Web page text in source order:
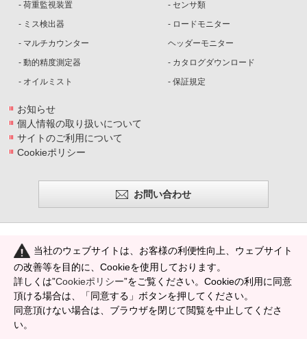
- 荷重監視装置
- ミス検出器
- マルチカウンター
- 動的精度測定器
- オイルミスト
- センサ類
- ロードモニター
ヘッダーモニター
- カタログダウンロード
- 保証規定
お知らせ
個人情報の取り扱いについて
サイトのご利用について
Cookieポリシー
お問い合わせ
〒633-0054 奈良県桜井市阿部49−1
TEL 0744-43-0051 ／ FAX 0744-43-0056
製品に関するお問い合わせ
TEL 0744-43-0016 ／ FAX 0744-43-0054
当社のウェブサイトは、お客様の利便性向上、ウェブサイト
の改善等を目的に、Cookieを使用しております。
詳しくは”Cookieポリシー”をご覧ください。Cookieの利用に同意
頂ける場合は、「同意する」ボタンを押してください。
同意頂けない場合は、ブラウザを閉じて閲覧を中止してくださ
い。